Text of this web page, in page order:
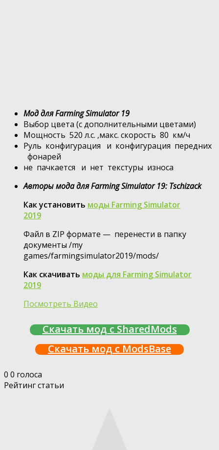
Мод для Farming Simulator 19
Выбор цвета (с дополнительными цветами)
Мощность 520 л.с. ,макс. скорость 80 км/ч
Руль конфигурация и конфигурация передних
фонарей
не пачкается и нет текстуры износа
Авторы мода для Farming Simulator 19: Tschizack
Как установить моды Farming Simulator
2019
Файл в ZIP формате — перенести в папку
документы /my
games/farmingsimulator2019/mods/
Как скачивать моды для Farming Simulator
2019
Посмотреть Видео
Скачать мод с SharedMods
Скачать мод с ModsBase
0 0 голоса
Рейтинг статьи